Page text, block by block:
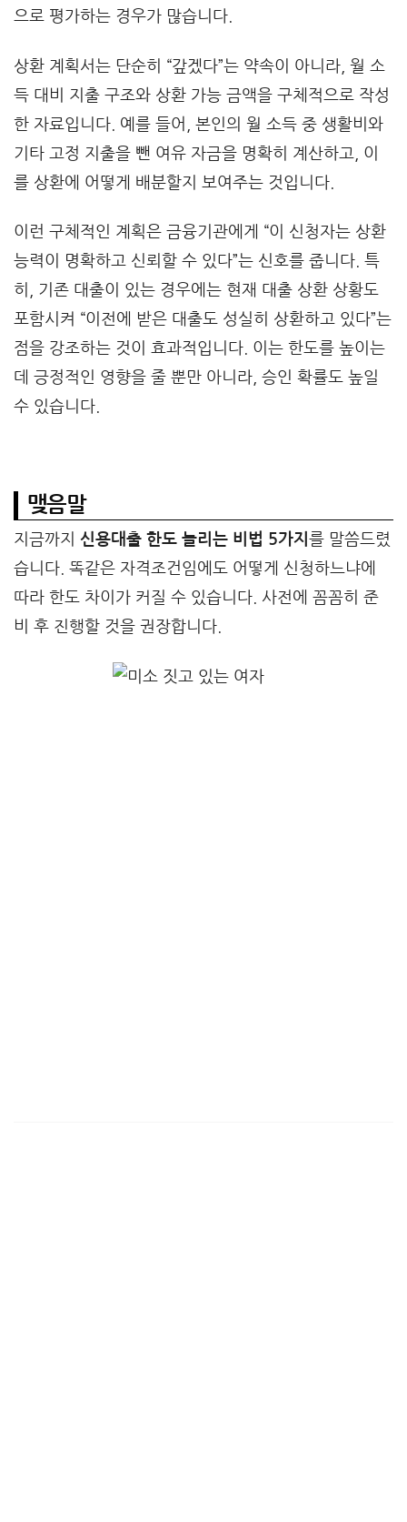
으로 평가하는 경우가 많습니다.
상환 계획서는 단순히 “갚겠다”는 약속이 아니라, 월 소
득 대비 지출 구조와 상환 가능 금액을 구체적으로 작성
한 자료입니다. 예를 들어, 본인의 월 소득 중 생활비와
기타 고정 지출을 뺀 여유 자금을 명확히 계산하고, 이
를 상환에 어떻게 배분할지 보여주는 것입니다.
이런 구체적인 계획은 금융기관에게 “이 신청자는 상환
능력이 명확하고 신뢰할 수 있다”는 신호를 줍니다. 특
히, 기존 대출이 있는 경우에는 현재 대출 상환 상황도
포함시켜 “이전에 받은 대출도 성실히 상환하고 있다”는
점을 강조하는 것이 효과적입니다. 이는 한도를 높이는
데 긍정적인 영향을 줄 뿐만 아니라, 승인 확률도 높일
수 있습니다.
맺음말
지금까지 신용대출 한도 늘리는 비법 5가지 를 말씀드렸
습니다. 똑같은 자격조건임에도 어떻게 신청하느냐에
따라 한도 차이가 커질 수 있습니다. 사전에 꼼꼼히 준
비 후 진행할 것을 권장합니다.